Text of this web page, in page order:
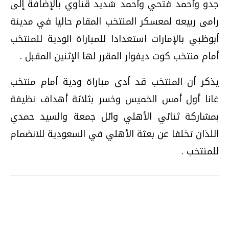
جدو وأحمد فتحي وأحمد شديد قناوي بالإضافة إلى
رامى ربيعه لمعسكر المنتخب المقام حاليا في مدينة
أبوظبي بالإمارات استعدادا للمباراة الودية للمنتخب
أمام منتخب كوت ديفوار المقرر لها الإثنين المقبل .
يذكر أن المنتخب قد أدى مباراة ودية أمام منتخب
غانا أول أمس الخميس وخسر بثلاثة أهداف نظيفة
بمشاركة ثنائي الأهلي وائل جمعة والسيد حمدي
اللذان تخلفا عن بعثة الأهلي في السعودية للانضمام
للمنتخب .